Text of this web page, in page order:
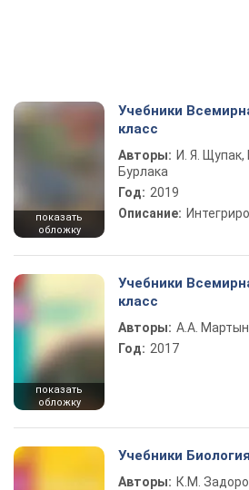
показать
обложку
Учебники
класс
Авторы: И. Я. Щупак,
Бурлака
Год: 2019
Описание:
показать
обложку
Учебники
класс
Авторы: А.А.
Год: 2017
Учебники
Авторы: К.М.